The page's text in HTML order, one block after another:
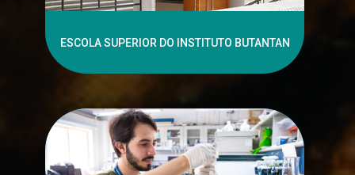
ESCOLA SUPERIOR DO INSTITUTO BUTANTAN